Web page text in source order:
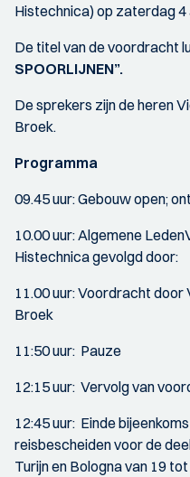
Histechnica) op zaterdag 4
De titel van de voordracht
SPOORLIJNEN”.
De sprekers zijn de heren
Broek.
Programma
09.45 uur: Gebouw open;
10.00 uur: Algemene
Histechnica gevolgd door:
11.00 uur: Voordracht
Broek
11:50 uur: Pauze
12:15 uur: Vervolg van
12:45 uur: Einde
reisbescheiden voor de
Turijn en Bologna van 19